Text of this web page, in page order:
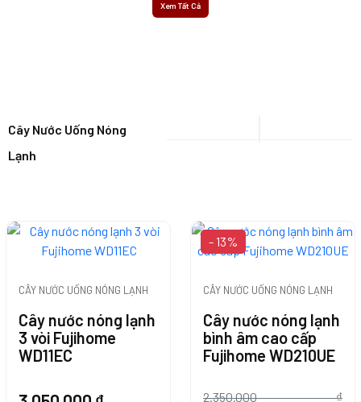
Xem Tất Cả
Cây Nước Uống Nóng
Lạnh
CÂY NƯỚC UỐNG NÓNG LẠNH
Cây nước nóng lạnh
3 vòi Fujihome
WD11EC
- 13%
CÂY NƯỚC UỐNG NÓNG LẠNH
Cây nước nóng lạnh
bình âm cao cấp
Fujihome WD210UE
2.350.000₫